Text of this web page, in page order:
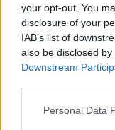
your opt-out. You
disclosure of your
IAB’s list of
also be disclosed
Downstream
Please note that
Personal Data